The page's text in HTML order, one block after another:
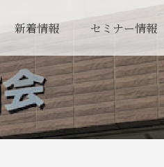
新着情報 セミナー情報